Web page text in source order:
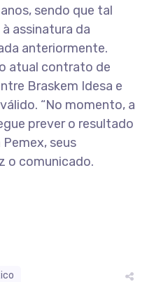
sendo que tal
assinatura da
anteriormente.
atual contrato de
Braskem Idesa e
“No momento, a
prever o resultado
seus
o comunicado.